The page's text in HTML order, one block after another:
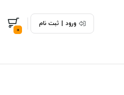
ورود | ثبت نام
0